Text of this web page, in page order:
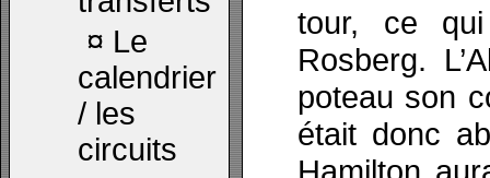
¤ Le
calendrier
/ les
circuits
tour, ce
Rosberg.
poteau son
était donc